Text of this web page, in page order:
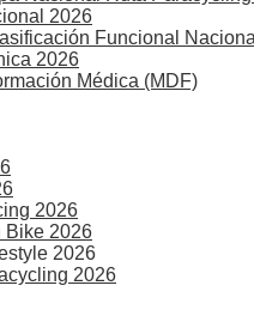
2026
Funcional Nacional
2026
Médica (MDF)
2026
Bike 2026
2026
2026